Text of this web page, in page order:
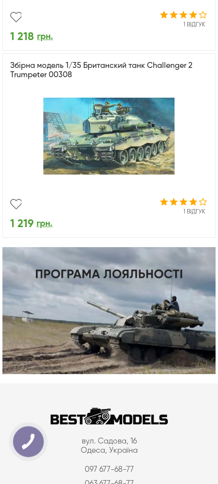
1 ВІДГУК
1 218 грн.
Збірна модель 1/35 Британский танк Challenger 2
Trumpeter 00308
1 ВІДГУК
1 219 грн.
вул. Садова, 16
Одеса, Україна
097 677-68-77